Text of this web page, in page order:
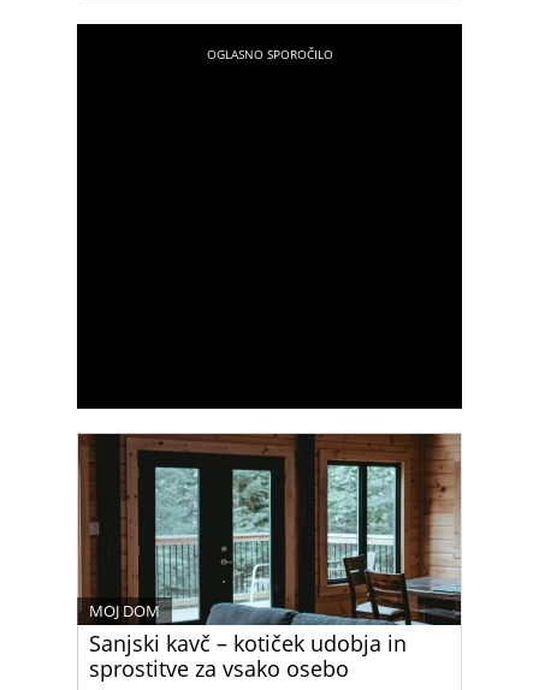
Sanjski kavč – kotiček udobja in
sprostitve za vsako osebo
MOJ DOM